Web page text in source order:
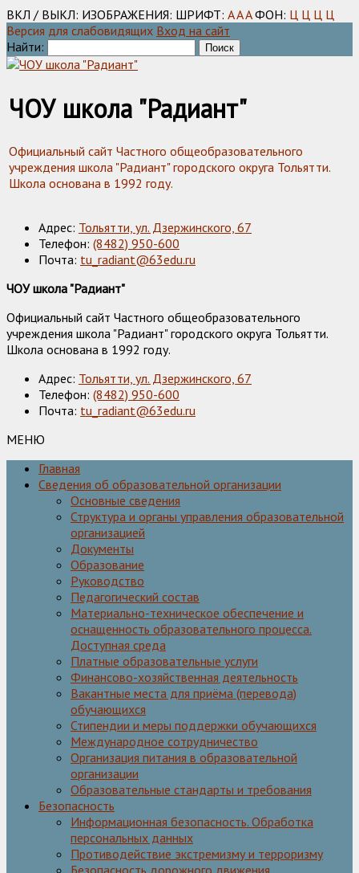
ВКЛ / ВЫКЛ: ИЗОБРАЖЕНИЯ: ШРИФТ: AAA ФОН: Ц Ц Ц Ц
Версия для слабовидящих Вход на сайт
Найти:
ЧОУ школа "Радиант"
Официальный сайт Частного общеобразовательного
учреждения школа "Радиант" городского округа Тольятти.
Школа основана в 1992 году.
Адрес: Тольятти, ул. Дзержинского, 67
Телефон: (8482) 950-600
Почта: tu_radiant@63edu.ru
ЧОУ школа "Радиант"
Официальный сайт Частного общеобразовательного
учреждения школа "Радиант" городского округа Тольятти.
Школа основана в 1992 году.
Адрес: Тольятти, ул. Дзержинского, 67
Телефон: (8482) 950-600
Почта: tu_radiant@63edu.ru
МЕНЮ
Главная
Сведения об образовательной организации
Основные сведения
Структура и органы управления образовательной
организацией
Документы
Образование
Руководство
Педагогический состав
Материально-техническое обеспечение и
оснащенность образовательного процесса.
Доступная среда
Платные образовательные услуги
Финансово-хозяйственная деятельность
Вакантные места для приёма (перевода)
обучающихся
Стипендии и меры поддержки обучающихся
Международное сотрудничество
Организация питания в образовательной
организации
Образовательные стандарты и требования
Безопасность
Информационная безопасность. Обработка
персональных данных
Противодействие экстремизму и терроризму
Безопасность дорожного движения